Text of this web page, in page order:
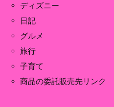
ディズニー
日記
グルメ
旅行
子育て
商品の委託販売先リンク